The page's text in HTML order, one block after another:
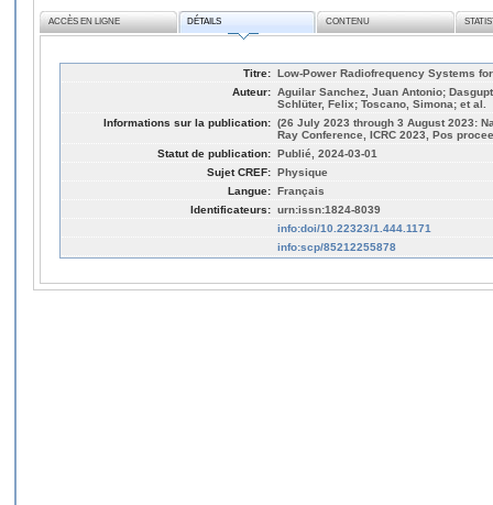
ACCÈS EN LIGNE DÉTAILS CONTENU
Titre: Low-Power Radiofrequency Systems
Auteur: Aguilar Sanchez, Juan Antonio;
Schlüter, Felix; Toscano, Simona; et al.
Informations sur la publication: (26 July 2023 through 3 August 2023:
Ray Conference, ICRC 2023, Pos
Statut de publication: Publié, 2024-03-01
Sujet CREF: Physique
Langue: Français
Identificateurs: urn:issn:1824-8039
info:doi/10.22323/1.444.1171
info:scp/85212255878